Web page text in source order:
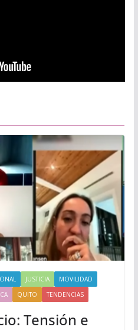
JUSTICIA
MOVILIDAD
QUITO TENDENCIAS
Tensión e